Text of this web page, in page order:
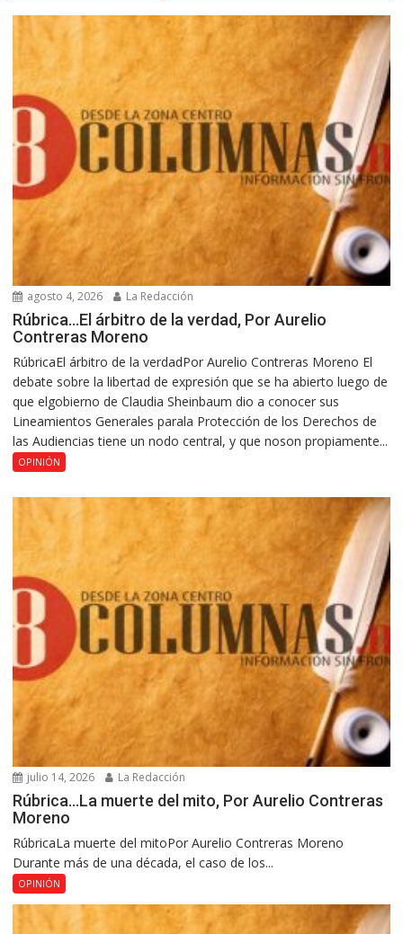
agosto 4, 2026 La Redacción
Rúbrica…El árbitro de la verdad, Por Aurelio
Contreras Moreno
RúbricaEl árbitro de la verdadPor Aurelio Contreras Moreno El
debate sobre la libertad de expresión que se ha abierto luego de
que elgobierno de Claudia Sheinbaum dio a conocer sus
Lineamientos Generales parala Protección de los Derechos de
las Audiencias tiene un nodo central, y que noson propiamente...
OPINIÓN
julio 14, 2026 La Redacción
Rúbrica…La muerte del mito, Por Aurelio Contreras
Moreno
RúbricaLa muerte del mitoPor Aurelio Contreras Moreno
Durante más de una década, el caso de los...
OPINIÓN